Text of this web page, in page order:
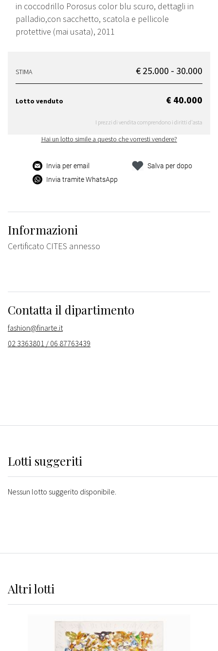
in coccodrillo Porosus color blu scuro, dettagli in
palladio,con sacchetto, scatola e pellicole
protettive (mai usata), 2011
STIMA € 25.000 - 30.000
Lotto venduto € 40.000
I prezzi di vendita comprendono i diritti d'asta
Hai un lotto simile a questo che vorresti vendere?
Invia per email
Invia tramite WhatsApp
Salva per dopo
Informazioni
Certificato CITES annesso
Contatta il dipartimento
fashion@finarte.it
02 3363801 / 06 87763439
Lotti suggeriti
Nessun lotto suggerito disponibile.
Altrilotti